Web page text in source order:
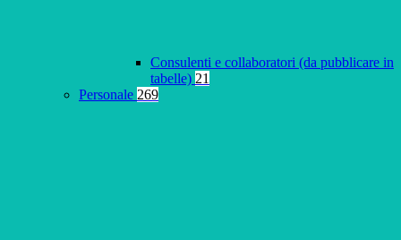
Consulenti e collaboratori (da pubblicare in
tabelle) 21
Personale 269